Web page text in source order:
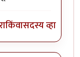
किंवासदस्य व्हा